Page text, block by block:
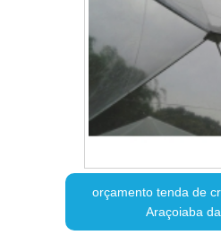
orçamento tenda de
Araçoiaba